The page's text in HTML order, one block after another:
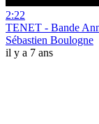
2:22
TENET - Bande
Sébastien Boulogne
il y a 7 ans